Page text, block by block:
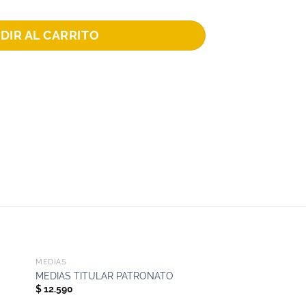
AL CARRITO
MEDIAS
MEDIAS TITULAR PATRONATO
$12.590